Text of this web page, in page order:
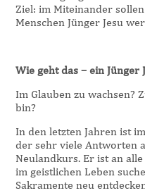
Ziel: im Miteinander
Menschen Jünger Jesu
Wie geht das – ein Jünger
Im Glauben zu wachsen?
bin?
In den letzten Jahren ist
der sehr viele Antworten
Neulandkurs. Er ist an
im geistlichen Leben
Sakramente neu